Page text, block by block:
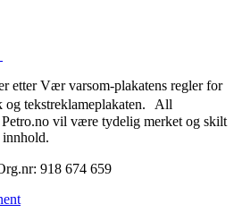
etter Vær varsom-plakatens regler for
og tekstreklameplakaten. All
Petro.no vil være tydelig merket og skilt
innhold.
918 674 659